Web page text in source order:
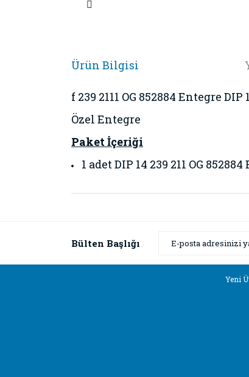
Ürün Bilgisi
f 239 2111 OG 852884 Entegre DIP
Özel Entegre
Paket İçeriği
1 adet DIP 14 239 211 OG
Ürün resmi kalitesiz, bozuk veya
Bülten Başlığı
Yeni